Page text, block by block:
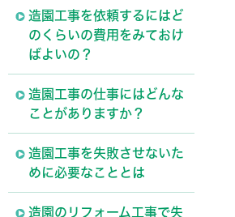
造園工事を依頼するにはど
のくらいの費用をみておけ
ばよいの？
造園工事の仕事にはどんな
ことがありますか？
造園工事を失敗させないた
めに必要なこととは
造園のリフォーム工事で失